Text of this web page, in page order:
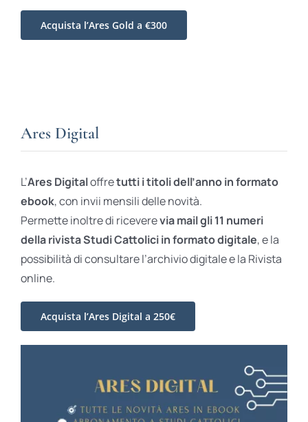
Acquista l’Ares Gold a €300
Ares Digital
L’Ares Digitaloffretutti i titoli dell’anno in formato
ebook, con invii mensili delle novità.
Permette inoltre di riceverevia mail gli 11 numeri
della rivista Studi Cattolici in formato digitale, e la
possibilità di consultare l’archivio digitale e la Rivista
online.
Acquista l’Ares Digital a 250€